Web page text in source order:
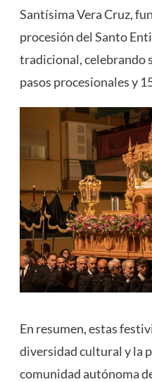
Santísima Vera Cruz,
procesión del Santo
tradicional, celebrando
pasos procesionales y
En resumen, estas
diversidad cultural y la
comunidad autónoma